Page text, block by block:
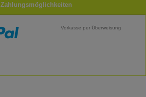
Zahlungsmöglichkeiten
Vorkasse per Überweisung